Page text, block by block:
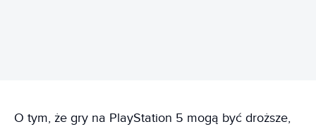
O tym, że gry na PlayStation 5 mogą być droższe,